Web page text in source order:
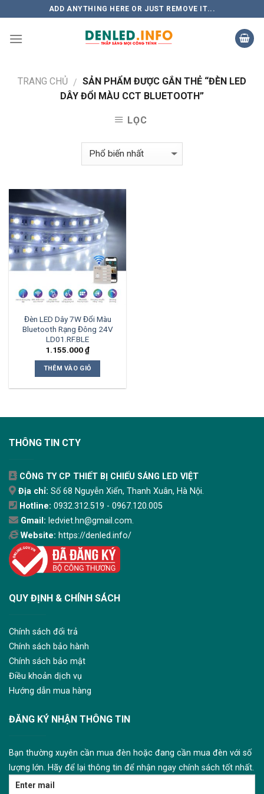
to
content
ADD ANYTHING HERE OR JUST REMOVE IT...
TRANG CHỦ / SẢN PHẨM ĐƯỢC GẮN THẺ “ĐÈN LED
DÂY ĐỔI MÀU CCT BLUETOOTH”
LỌC
Đèn LED Dây 7W Đổi Màu
Bluetooth Rạng Đông 24V
LD01.RF.BLE
1.155.000₫
THÊM VÀO GIỎ
THÔNG TIN CTY
CÔNG TY CP THIẾT BỊ CHIẾU SÁNG LED VIỆT
Địa chỉ: Số 68 Nguyễn Xiển, Thanh Xuân, Hà Nội.
Hotline: 0932.312.519 - 0967.120.005
Gmail: ledviet.hn@gmail.com.
Website: https://denled.info/
QUY ĐỊNH & CHÍNH SÁCH
Chính sách đổi trả
Chính sách bảo hành
Chính sách bảo mật
Điều khoản dịch vụ
Hướng dẫn mua hàng
ĐĂNG KÝ NHẬN THÔNG TIN
Bạn thường xuyên cần mua đèn hoặc đang cần mua đèn với số
lượng lớn. Hãy để lại thông tin để nhận ngay chính sách tốt nhất.